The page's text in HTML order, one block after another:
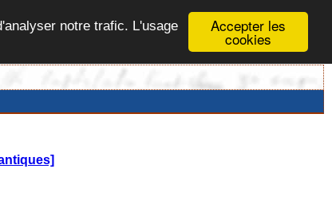
Accepter les
cookies
notre trafic. L'usage